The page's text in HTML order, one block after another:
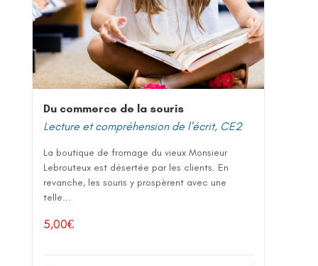
Du commerce de la souris
Lecture et compréhension de l'écrit, CE2
La boutique de fromage du vieux Monsieur
Lebrouteux est désertée par les clients. En
revanche, les souris y prospèrent avec une
telle...
5,00€